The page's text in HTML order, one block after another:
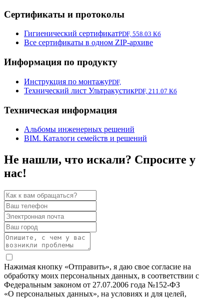
Сертификаты и протоколы
Гигиенический сертификатPDF, 558.03 Кб
Все сертификаты в одном ZIP-архиве
Информация по продукту
Инструкция по монтажуPDF,
Технический лист УльтракустикPDF, 211.07 Кб
Техническая информация
Альбомы инженерных решений
BIM. Каталоги семейств и решений
Не нашли, что искали? Спросите у
нас!
Нажимая кнопку «Отправить», я даю свое согласие на
обработку моих персональных данных, в соответствии с
Федеральным законом от 27.07.2006 года №152-ФЗ
«О персональных данных», на условиях и для целей,